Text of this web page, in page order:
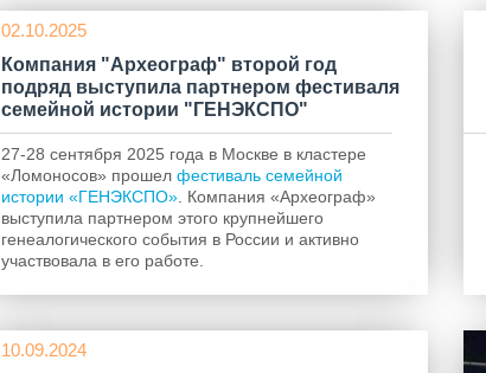
02.10.2025
Компания "Археограф" второй год
подряд выступила партнером фестиваля
семейной истории "ГЕНЭКСПО"
27-28 сентября 2025 года в Москве в кластере
«Ломоносов» прошел фестиваль семейной
истории «ГЕНЭКСПО» . Компания «Археограф»
выступила партнером этого крупнейшего
генеалогического события в России и активно
участвовала в его работе.
10.09.2024